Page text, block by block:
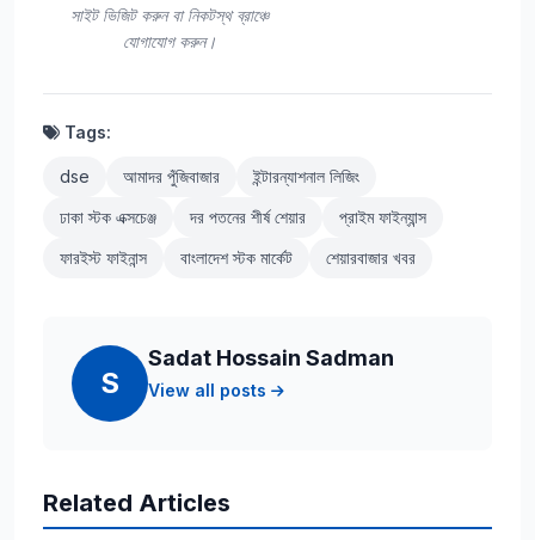
সাইট ভিজিট করুন বা নিকটস্থ ব্রাঞ্চে
যোগাযোগ করুন।
Tags:
dse আমাদর পুঁজিবাজার
ইন্টারন্যাশনাল লিজিং
ঢাকা স্টক এক্সচেঞ্জ
দর পতনের শীর্ষ শেয়ার
প্রাইম ফাইন্যান্স
ফারইস্ট ফাইনান্স
বাংলাদেশ স্টক মার্কেট শেয়ারবাজার খবর
S
Sadat Hossain Sadman
View all posts
Related Articles